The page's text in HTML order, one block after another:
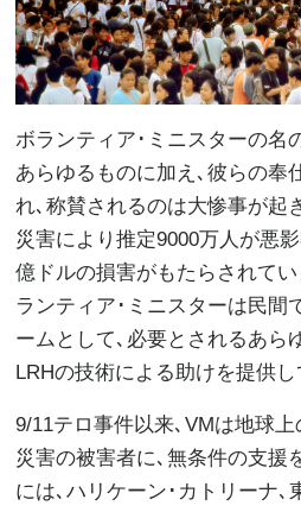
ボランティア･ミニスターの名
あらゆるものに加え､彼らの奉
れ､称賛されるのは大惨事が起
災害により推定9000万人が悪
億ドルの損害がもたらされて
ランティア･ミニスターは民間
ームとして､必要とされるあら
LRHの技術による助けを提供し
9/11テロ事件以来､VMは地球
災害の被害者に､無条件の支援
には､ハリケーン･カトリーナ､